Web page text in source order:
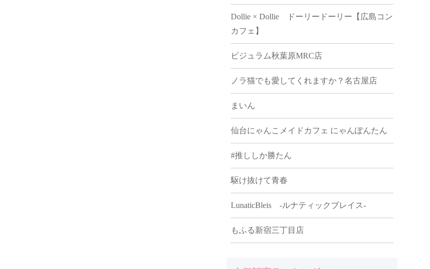
Dollie × Dollie ドーリードーリー【広島コン
カフェ】
ビジュラム秋葉原MRC店
ノラ猫でも愛してくれますか？名古屋店
まいん
仙台にゃんこメイドカフェ にゃんぽんたん
#推ししか勝たん
駆け抜けて青春
LunaticBleis -ルナティックブレイス-
もふる新宿三丁目店